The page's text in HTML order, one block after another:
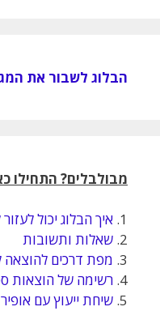
הבלוג לשבור את
מבולבלים? התחילו
1. איך הבלוג יכול
2. שאלות ותשובות
3. מפת דרכים להוצאה
4. רשימה של הוצאות
5. שיחת ייעוץ עם